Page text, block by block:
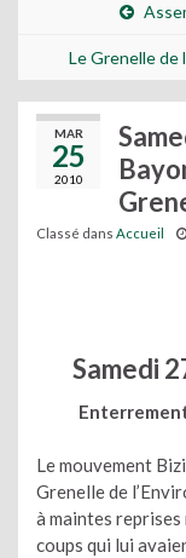
Le Grenelle de
MAR
25
2010
Classé dans Accueil
Samedi
Le mouvement
Grenelle de
à maintes reprises
coups qui lui